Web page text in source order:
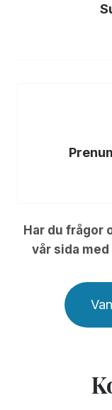
Har du frågor
vår sida med